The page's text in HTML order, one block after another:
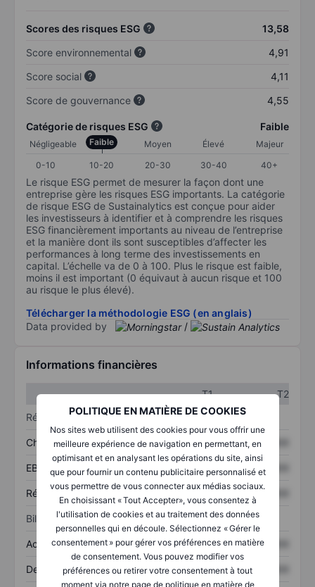
POLITIQUE EN MATIÈRE DE COOKIES
Nos sites web utilisent des cookies pour vous offrir une
meilleure expérience de navigation en permettant, en
optimisant et en analysant les opérations du site, ainsi
que pour fournir un contenu publicitaire personnalisé et
vous permettre de vous connecter aux médias sociaux.
En choisissant « Tout Accepter», vous consentez à
l'utilisation de cookies et au traitement des données
personnelles qui en découle. Sélectionnez « Gérer le
consentement » pour gérer vos préférences en matière
de consentement. Vous pouvez modifier vos
préférences ou retirer votre consentement à tout
moment via notre page de politique en matière de
Scores des risques ESG
13,58
Score environnemental
4,91
Score social
4,11
Score de gouvernance
4,55
Catégorie de risques ESG Faible
Négligeable Faible Moyen Élevé
Majeur
0-10
10-20 20-30 30-40 40+
Le risque ESG permet de mesurer la façon dont une
entreprise gère les risques ESG importants. La catégorie
de risque ESG de Sustainalytics est conçue pour aider
les investisseurs à identifier et à comprendre les risques
ESG financièrement importants au niveau de l’entreprise
et la manière dont ils sont susceptibles d’affecter les
performances à long terme des investissements en
capital. L’échelle va de 0 à 100. Plus le risque est faible,
moins il est important (0 équivaut à aucun risque et 100
au risque le plus élevé).
Télécharger la méthodologie ESG (en anglais)
Data provided by
/
Informations financières
T1
T2
Résultats
Chiffre d’affaires XXXXXXX XXXXXXX
EBITDA XXXXXXX XXXXXXX
Résultat net XXXXXXX XXXXXXX
Bilan
Actifs totaux XXXXXXX XXXXXXX
Dette totale XXXXXXX XXXXXXX